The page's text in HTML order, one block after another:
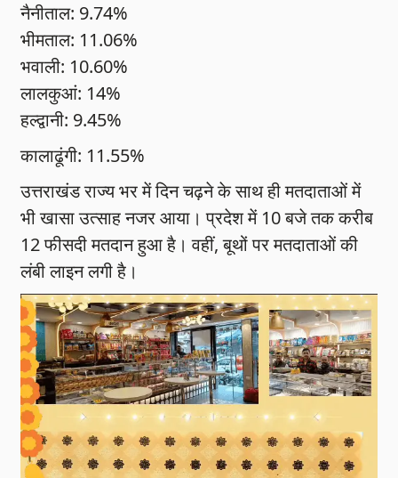
नैनीताल: 9.74%
भीमताल: 11.06%
भवाली: 10.60%
लालकुआं: 14%
हल्द्वानी: 9.45%
कालाढूंगी: 11.55%
उत्तराखंड राज्य भर में दिन चढ़ने के साथ ही मतदाताओं में
भी खासा उत्साह नजर आया। प्रदेश में 10 बजे तक करीब
12 फीसदी मतदान हुआ है। वहीं, बूथों पर मतदाताओं की
लंबी लाइन लगी है।